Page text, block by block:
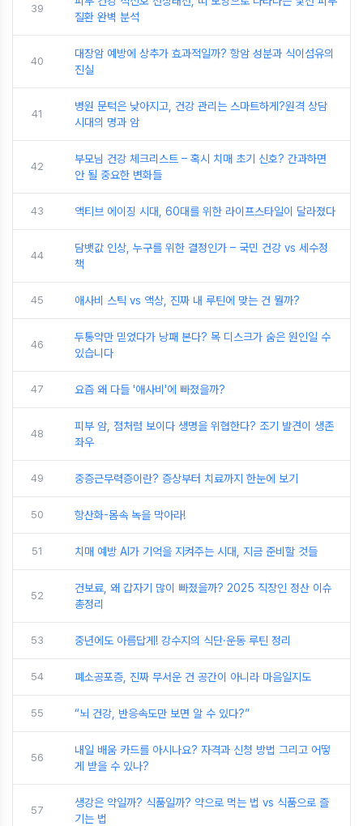
39
질환 완벽 분석
40
대장암 예방에 상추가 효과적일까? 항암 성분과 식이섬유의
진실
41
병원 문턱은 낮아지고, 건강 관리는 스마트하게?원격 상담
시대의 명과 암
42
부모님 건강 체크리스트 – 혹시 치매 초기 신호? 간과하면
안 될 중요한 변화들
43 액티브 에이징 시대, 60대를 위한 라이프스타일이 달라졌다
44
담뱃값 인상, 누구를 위한 결정인가 – 국민 건강 vs 세수정
책
45 애사비 스틱 vs 액상, 진짜 내 루틴에 맞는 건 뭘까?
46
두통약만 믿었다가 낭패 본다? 목 디스크가 숨은 원인일 수
있습니다
47 요즘 왜 다들 '애사비'에 빠졌을까?
48
피부 암, 점처럼 보이다 생명을 위협한다? 조기 발견이 생존
좌우
49 중증근무력증이란? 증상부터 치료까지 한눈에 보기
50 항산화-몸속 녹을 막아라!
51 치매 예방 AI가 기억을 지켜주는 시대, 지금 준비할 것들
52
건보료, 왜 갑자기 많이 빠졌을까? 2025 직장인 정산 이슈
총정리
53 중년에도 아름답게! 강수지의 식단·운동 루틴 정리
54 폐소공포증, 진짜 무서운 건 공간이 아니라 마음일지도
55 “뇌 건강, 반응속도만 보면 알 수 있다?”
56
내일 배움 카드를 아시나요? 자격과 신청 방법 그리고 어떻
게 받을 수 있나?
57
생강은 약일까? 식품일까? 약으로 먹는 법 vs 식품으로 즐
기는 법